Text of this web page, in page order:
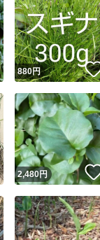
いいね！
880円
いいね！
2,480円